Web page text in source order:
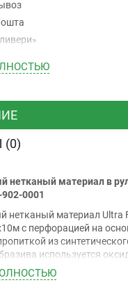
картой Visa, Mastercard -
расчет (с НДС)
нетканый материал в
902-0001
нетканый материал Ultra
с перфорацией на
из
используется